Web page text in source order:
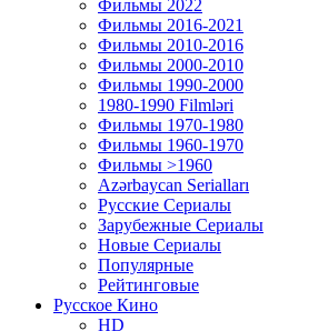
Фильмы 2022
Фильмы 2016-2021
Фильмы 2010-2016
Фильмы 2000-2010
Фильмы 1990-2000
1980-1990 Filmləri
Фильмы 1970-1980
Фильмы 1960-1970
Фильмы >1960
Azərbaycan Serialları
Русские Сериалы
Зарубежные Сериалы
Новые Сериалы
Популярные
Рейтинговые
Русское Кино
HD